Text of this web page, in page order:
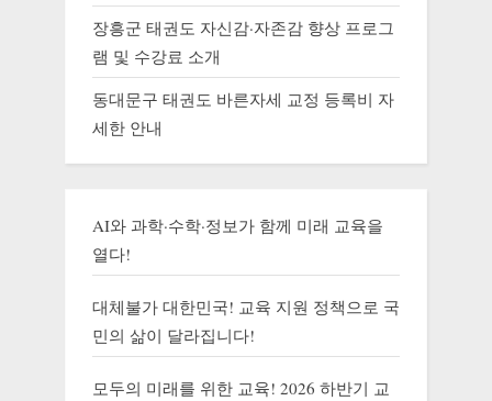
장흥군 태권도 자신감·자존감 향상 프로그
램 및 수강료 소개
동대문구 태권도 바른자세 교정 등록비 자
세한 안내
AI와 과학·수학·정보가 함께 미래 교육을
열다!
대체불가 대한민국! 교육 지원 정책으로 국
민의 삶이 달라집니다!
모두의 미래를 위한 교육! 2026 하반기 교